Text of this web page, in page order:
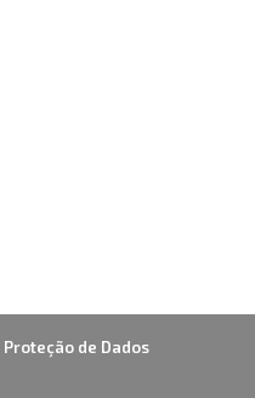
de Dados